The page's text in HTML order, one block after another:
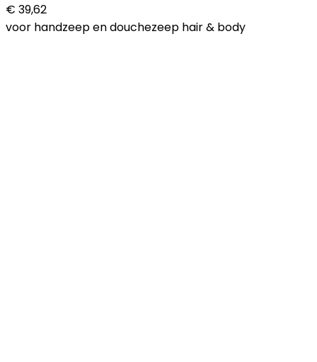
€ 39,62
voor handzeep en douchezeep hair & body